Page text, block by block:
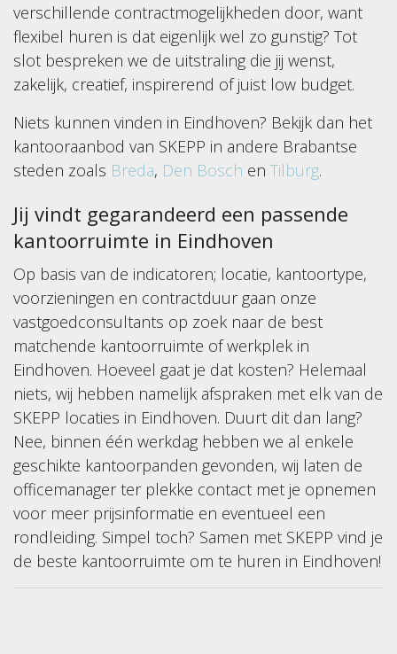
verschillende contractmogelijkheden door, want
flexibel huren is dat eigenlijk wel zo gunstig? Tot
slot bespreken we de uitstraling die jij wenst,
zakelijk, creatief, inspirerend of juist low budget.
Niets kunnen vinden in Eindhoven? Bekijk dan het
kantooraanbod van SKEPP in andere Brabantse
steden zoals Breda, Den Bosch en Tilburg.
Jij vindt gegarandeerd een passende
kantoorruimte in Eindhoven
Op basis van de indicatoren; locatie, kantoortype,
voorzieningen en contractduur gaan onze
vastgoedconsultants op zoek naar de best
matchende kantoorruimte of werkplek in
Eindhoven. Hoeveel gaat je dat kosten? Helemaal
niets, wij hebben namelijk afspraken met elk van de
SKEPP locaties in Eindhoven. Duurt dit dan lang?
Nee, binnen één werkdag hebben we al enkele
geschikte kantoorpanden gevonden, wij laten de
officemanager ter plekke contact met je opnemen
voor meer prijsinformatie en eventueel een
rondleiding. Simpel toch? Samen met SKEPP vind je
de beste kantoorruimte om te huren in Eindhoven!